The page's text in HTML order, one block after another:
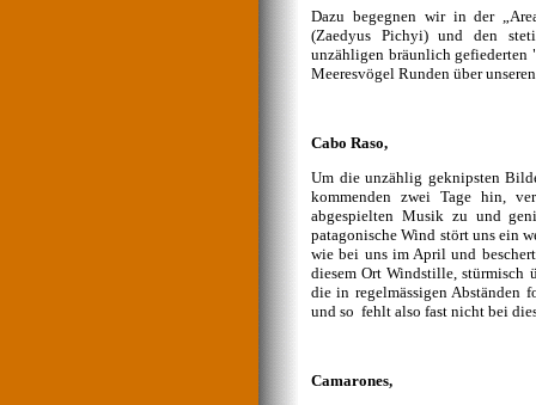
Dazu begegnen wir in der
(Zaedyus Pichyi)und den
unzähligen bräunlich gefiederten
Meeresvögel Runden über
Cabo Raso,
Um die unzählig geknipsten
kommenden zwei Tage hin,
abgespielten Musik zu und
patagonische Wind stört uns ein
wie bei uns im April und
diesem Ort Windstille,
die in regelmässigen Abständen
und so fehlt also fast nicht bei
Camarones,